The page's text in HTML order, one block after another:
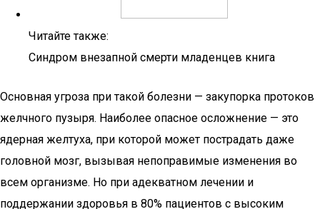
Читайте также:
Синдром внезапной смерти младенцев книга
Основная угроза при такой болезни — закупорка протоков
желчного пузыря. Наиболее опасное осложнение — это
ядерная желтуха, при которой может пострадать даже
головной мозг, вызывая непоправимые изменения во
всем организме. Но при адекватном лечении и
поддержании здоровья в 80% пациентов с высоким